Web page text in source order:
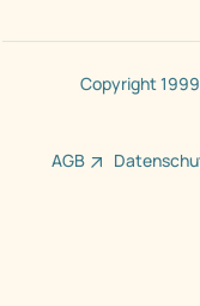
Copyright
AGB